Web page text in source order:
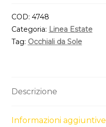
COD: 4748
Categoria: Linea Estate
Tag: Occhiali da Sole
Descrizione
Informazioni aggiuntive